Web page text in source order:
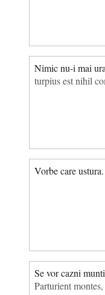
Nimic nu-i mai
turpius est nihil
Vorbe care
Se vor cazni
Parturient